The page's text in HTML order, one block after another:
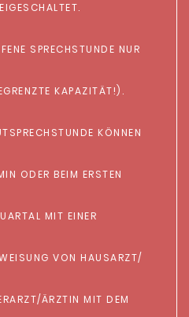
SPRECHSTUNDE NUR
KAPAZITÄT!).
KÖNNEN
ODER BEIM ERSTEN B
MIT EINER D
VON HAUSARZT/Ä
ÄRZTIN MIT DEM V